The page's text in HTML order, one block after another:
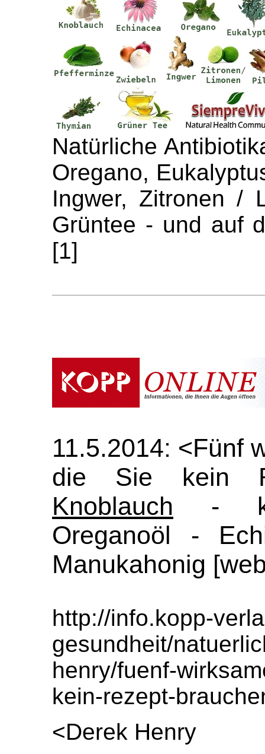
Natürliche
Oregano,
Ingwer, Zitronen /
Grüntee - und auf
[1]
11.5.2014: <Fünf
die Sie kein
Knoblauch -
Oreganoöl -
Manukahonig
http://info.kopp-
gesundheit/
henry/fuenf-
kein-rezept-
<Derek Henry